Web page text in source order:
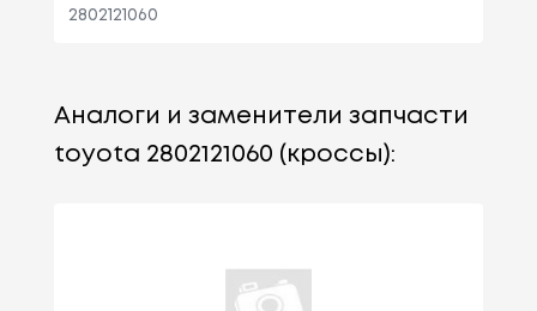
2802121060
Аналоги и заменители запчасти
toyota 2802121060 (кроссы):